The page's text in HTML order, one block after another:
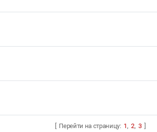
[ Перейти на страницу: 1, 2, 3]